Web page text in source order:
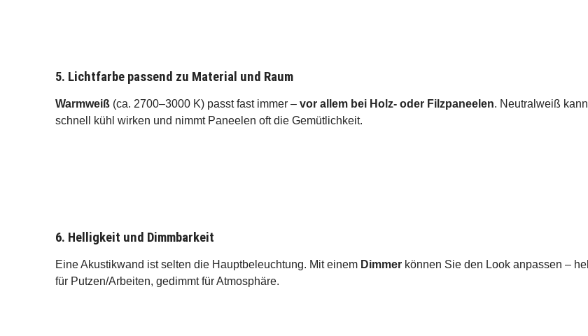
5. Lichtfarbe passend zu Material und Raum
Warmweiß (ca. 2700–3000 K) passt fast immer – vor allem bei Holz- oder Filzpaneelen. Neutralweiß kann
schnell kühl wirken und nimmt Paneelen oft die Gemütlichkeit.
6. Helligkeit und Dimmbarkeit
Eine Akustikwand ist selten die Hauptbeleuchtung. Mit einem Dimmer können Sie den Look anpassen – hell
für Putzen/Arbeiten, gedimmt für Atmosphäre.